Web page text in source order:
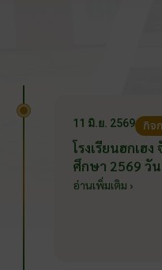
11 มิ.ย. 2569 กิจ
โรงเรียนฮกเฮ
ศึกษา 2569 วั
อ่านเพิ่มเติม ›